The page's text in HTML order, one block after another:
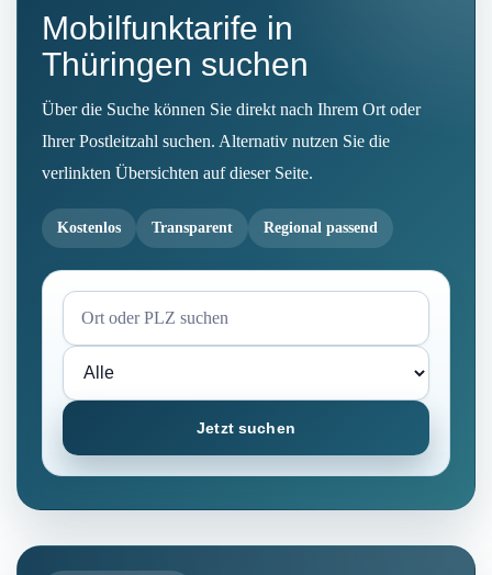
Mobilfunktarife in
Thüringen suchen
Über die Suche können Sie direkt nach Ihrem Ort oder
Ihrer Postleitzahl suchen. Alternativ nutzen Sie die
verlinkten Übersichten auf dieser Seite.
Kostenlos Transparent Regional passend
Jetzt suchen